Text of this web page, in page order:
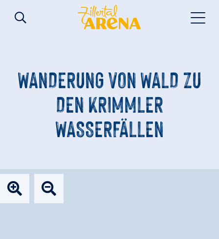
WANDERUNG VON WALD ZU
DEN KRIMMLER
WASSERFÄLLEN